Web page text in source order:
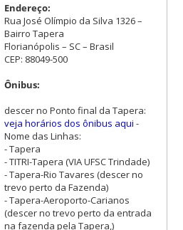
Endereço:
Rua José Olímpio da Silva 1326 –
Bairro Tapera
Florianópolis – SC – Brasil
CEP: 88049-500
Ônibus:
descer no Ponto final da Tapera:
veja horários dos ônibus aqui -
Nome das Linhas:
- Tapera
- TITRI-Tapera (VIA UFSC Trindade)
- Tapera-Rio Tavares (descer no
trevo perto da Fazenda)
- Tapera-Aeroporto-Carianos
(descer no trevo perto da entrada
na fazenda pela Tapera,)